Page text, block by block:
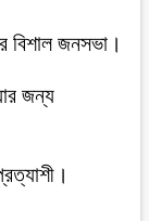
বিশাল জনসভা।
জন্য